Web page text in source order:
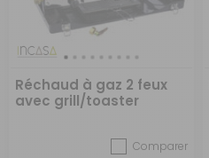
Réchaud à gaz 2 feux
avec grill/toaster
Comparer